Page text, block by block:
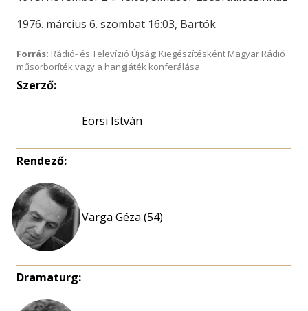
1976. március 6. szombat 16:03, Bartók
Forrás: Rádió- és Televízió Újság; Kiegészítésként Magyar Rádió
műsorboríték vagy a hangjáték konferálása
Szerző:
Eörsi István
Rendező:
Varga Géza (54)
Dramaturg: